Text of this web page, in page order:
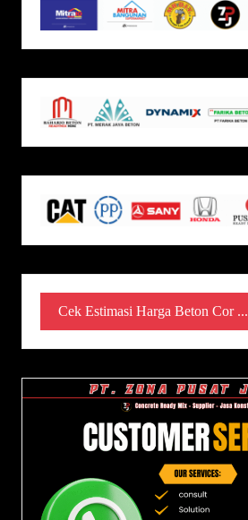
Cek Estimasi Harga Beton Cor ...